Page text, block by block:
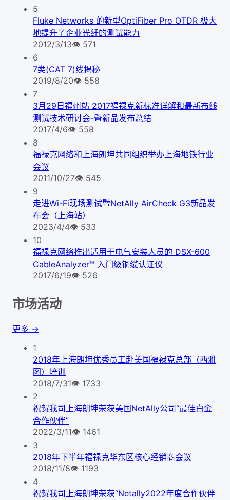
5
Fluke Networks 的新型OptiFiber Pro OTDR 极大
地提升了企业光纤的测试能力
2012/3/13👁 571
6
7类(CAT 7)线揭秘
2019/8/20👁 558
7
3月29日福州站 2017福禄克新标准详解和最新布线
测试技术研讨会-暨新品发布总结
2017/4/6👁 558
8
福禄克网络和上海朗坤共同组织举办上海地铁行业
会议
2011/10/27👁 545
9
走进Wi-Fi现场测试暨NetAlly AirCheck G3新品发
布会（上海站）
2023/4/4👁 533
10
福禄克网络推出适用于电气安装人员的 DSX-600
CableAnalyzer™ 入门级铜缆认证仪
2017/6/19👁 526
市场活动
更多 →
1
2018年上海朗坤优秀员工赴美国福禄克总部（西雅
图）培训
2018/7/31👁 1733
2
祝贺我司上海朗坤荣获美国NetAlly公司“最佳白金
合作伙伴”
2022/3/11👁 1461
3
2018年下半年福禄克华东区核心经销商会议
2018/11/8👁 1193
4
祝贺我司上海朗坤荣获“Netally2022年度合作伙伴